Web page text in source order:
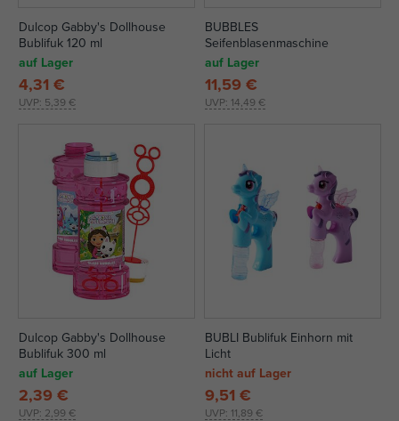
Dulcop Gabby's Dollhouse
Bublifuk 120 ml
auf Lager
UVP: 5,39 €
4,31 €
BUBBLES
Seifenblasenmaschine
auf Lager
UVP: 14,49 €
11,59 €
Dulcop Gabby's Dollhouse
Bublifuk 300 ml
auf Lager
UVP: 2,99 €
2,39 €
BUBLI Bublifuk Einhorn mit
Licht
nicht auf Lager
UVP: 11,89 €
9,51 €